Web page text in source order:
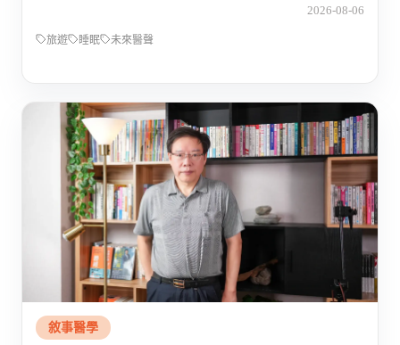
2026-08-06
旅遊 睡眠 未來醫聲
敘事醫學